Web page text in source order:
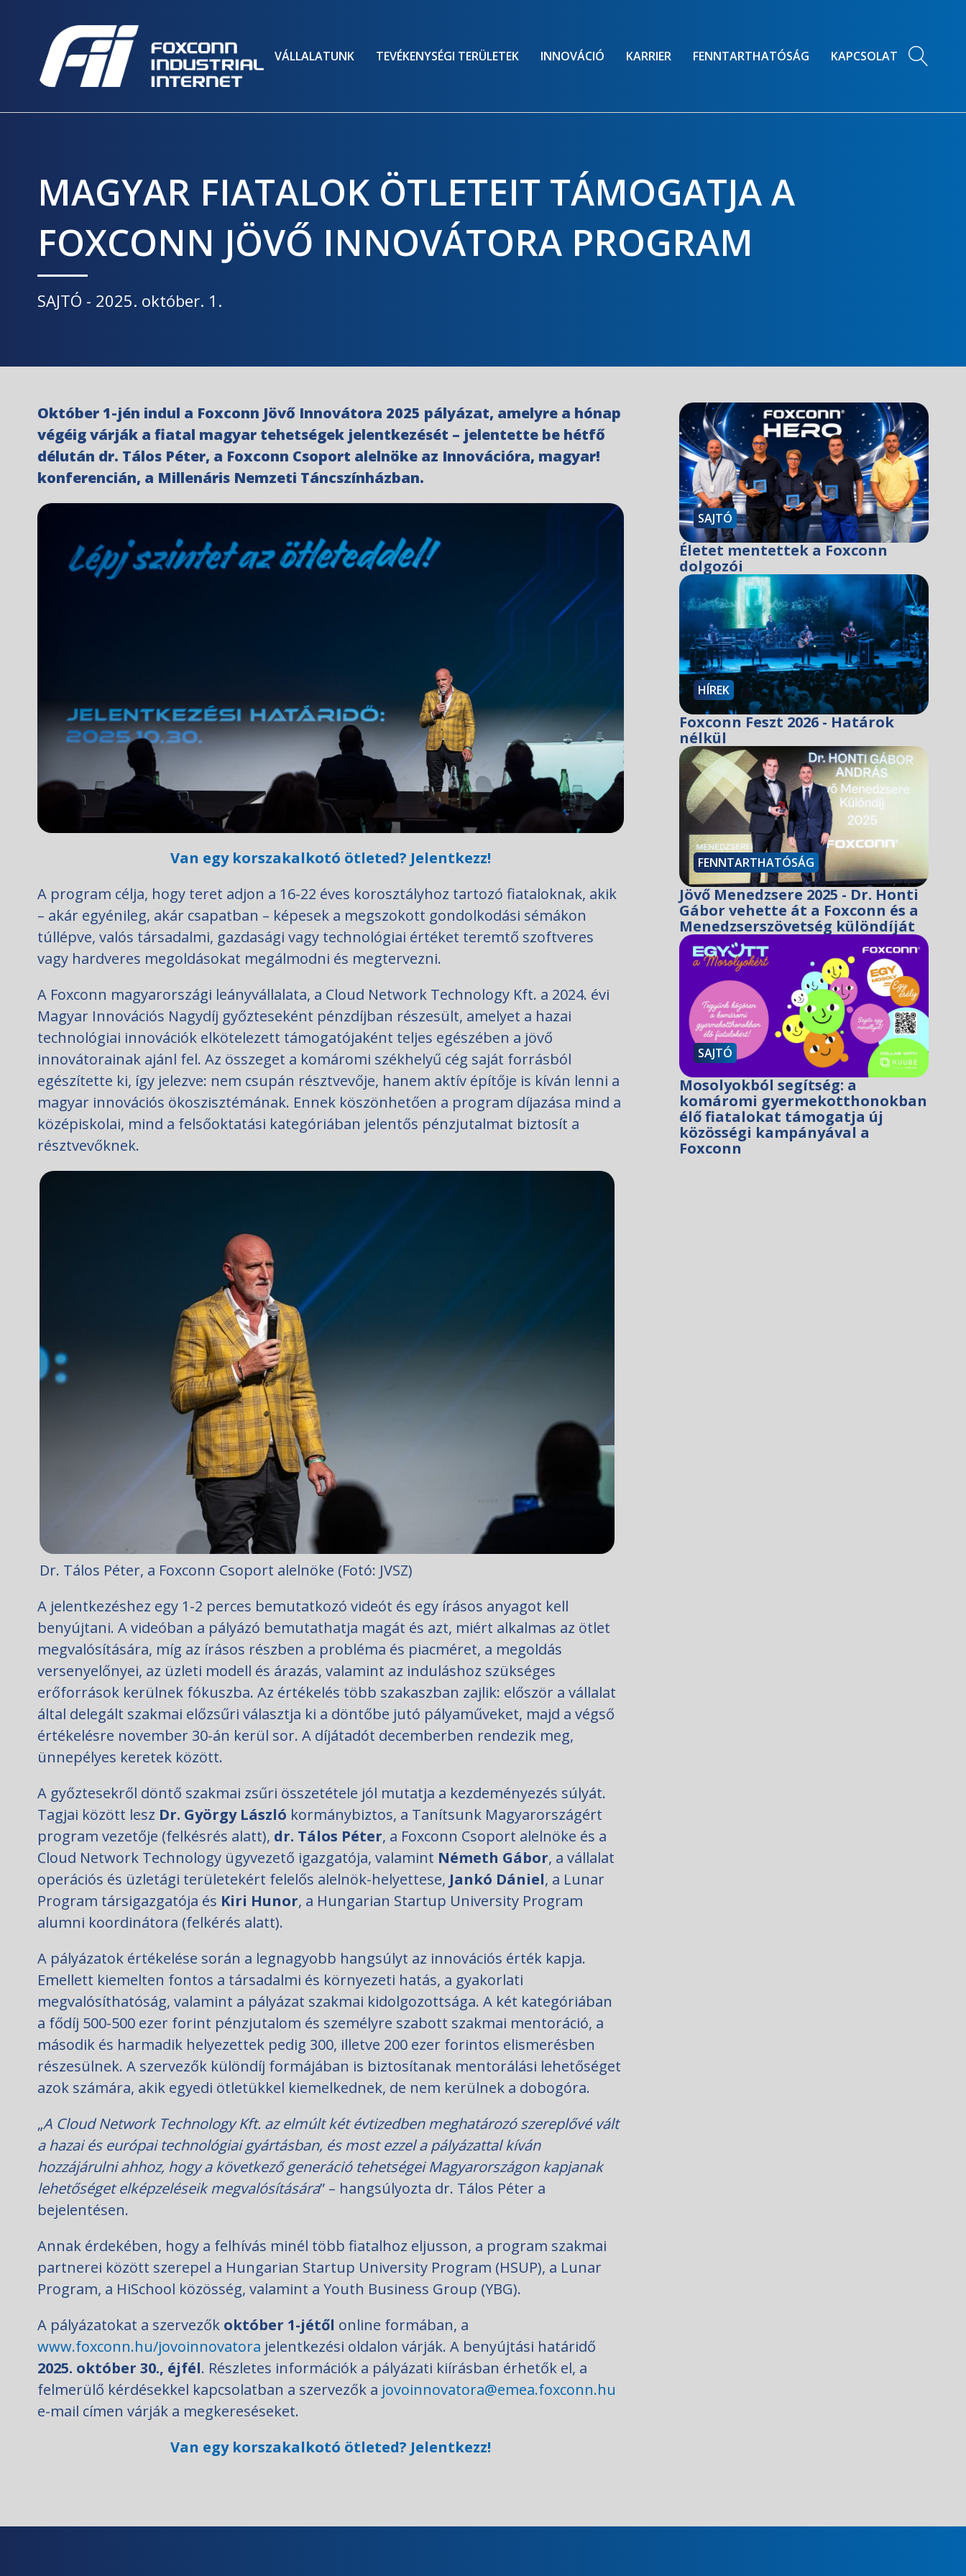
VÁLLALATUNK TEVÉKENYSÉGI TERÜLETEK INNOVÁCIÓ KARRIER FENNTARTHATÓSÁG KAPCSOLAT
MAGYAR FIATALOK ÖTLETEIT TÁMOGATJA A
FOXCONN JÖVŐ INNOVÁTORA PROGRAM
SAJTÓ - 2025. október. 1.
Október 1-jén indul a Foxconn Jövő Innovátora 2025 pályázat, amelyre a hónap
végéig várják a fiatal magyar tehetségek jelentkezését – jelentette be hétfő
délután dr. Tálos Péter, a Foxconn Csoport alelnöke az Innovációra, magyar!
konferencián, a Millenáris Nemzeti Táncszínházban.
Van egy korszakalkotó ötleted? Jelentkezz!
A program célja, hogy teret adjon a 16-22 éves korosztályhoz tartozó fiataloknak, akik
– akár egyénileg, akár csapatban – képesek a megszokott gondolkodási sémákon
túllépve, valós társadalmi, gazdasági vagy technológiai értéket teremtő szoftveres
vagy hardveres megoldásokat megálmodni és megtervezni.
A Foxconn magyarországi leányvállalata, a Cloud Network Technology Kft. a 2024. évi
Magyar Innovációs Nagydíj győzteseként pénzdíjban részesült, amelyet a hazai
technológiai innovációk elkötelezett támogatójaként teljes egészében a jövő
innovátorainak ajánl fel. Az összeget a komáromi székhelyű cég saját forrásból
egészítette ki, így jelezve: nem csupán résztvevője, hanem aktív építője is kíván lenni a
magyar innovációs ökoszisztémának. Ennek köszönhetően a program díjazása mind a
középiskolai, mind a felsőoktatási kategóriában jelentős pénzjutalmat biztosít a
résztvevőknek.
Dr. Tálos Péter, a Foxconn Csoport alelnöke (Fotó: JVSZ)
A jelentkezéshez egy 1-2 perces bemutatkozó videót és egy írásos anyagot kell
benyújtani. A videóban a pályázó bemutathatja magát és azt, miért alkalmas az ötlet
megvalósítására, míg az írásos részben a probléma és piacméret, a megoldás
versenyelőnyei, az üzleti modell és árazás, valamint az induláshoz szükséges
erőforrások kerülnek fókuszba. Az értékelés több szakaszban zajlik: először a vállalat
által delegált szakmai előzsűri választja ki a döntőbe jutó pályaműveket, majd a végső
értékelésre november 30-án kerül sor. A díjátadót decemberben rendezik meg,
ünnepélyes keretek között.
A győztesekről döntő szakmai zsűri összetétele jól mutatja a kezdeményezés súlyát.
Tagjai között lesz Dr. György László kormánybiztos, a Tanítsunk Magyarországért
program vezetője (felkésrés alatt), dr. Tálos Péter, a Foxconn Csoport alelnöke és a
Cloud Network Technology ügyvezető igazgatója, valamint Németh Gábor, a vállalat
operációs és üzletági területekért felelős alelnök-helyettese, Jankó Dániel, a Lunar
Program társigazgatója és Kiri Hunor, a Hungarian Startup University Program
alumni koordinátora (felkérés alatt).
A pályázatok értékelése során a legnagyobb hangsúlyt az innovációs érték kapja.
Emellett kiemelten fontos a társadalmi és környezeti hatás, a gyakorlati
megvalósíthatóság, valamint a pályázat szakmai kidolgozottsága. A két kategóriában
a fődíj 500-500 ezer forint pénzjutalom és személyre szabott szakmai mentoráció, a
második és harmadik helyezettek pedig 300, illetve 200 ezer forintos elismerésben
részesülnek. A szervezők különdíj formájában is biztosítanak mentorálási lehetőséget
azok számára, akik egyedi ötletükkel kiemelkednek, de nem kerülnek a dobogóra.
„A Cloud Network Technology Kft. az elmúlt két évtizedben meghatározó szereplővé vált
a hazai és európai technológiai gyártásban, és most ezzel a pályázattal kíván
hozzájárulni ahhoz, hogy a következő generáció tehetségei Magyarországon kapjanak
lehetőséget elképzeléseik megvalósítására” – hangsúlyozta dr. Tálos Péter a
bejelentésen.
Annak érdekében, hogy a felhívás minél több fiatalhoz eljusson, a program szakmai
partnerei között szerepel a Hungarian Startup University Program (HSUP), a Lunar
Program, a HiSchool közösség, valamint a Youth Business Group (YBG).
A pályázatokat a szervezők október 1-jétől online formában, a
www.foxconn.hu/jovoinnovatora jelentkezési oldalon várják. A benyújtási határidő
2025. október 30., éjfél. Részletes információk a pályázati kiírásban érhetők el, a
felmerülő kérdésekkel kapcsolatban a szervezők a jovoinnovatora@emea.foxconn.hu
e-mail címen várják a megkereséseket.
Van egy korszakalkotó ötleted? Jelentkezz!
SAJTÓ
Életet mentettek a Foxconn
dolgozói
HÍREK
Foxconn Feszt 2026 - Határok
nélkül
FENNTARTHATÓSÁG
Jövő Menedzsere 2025 - Dr. Honti
Gábor vehette át a Foxconn és a
Menedzserszövetség különdíját
SAJTÓ
Mosolyokból segítség: a
komáromi gyermekotthonokban
élő fiatalokat támogatja új
közösségi kampányával a
Foxconn